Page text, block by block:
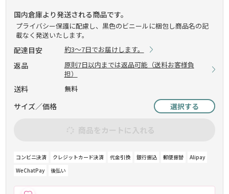
国内倉庫より発送される商品です。
プライバシー保護に配慮し、黒色のビニールに梱包し商品名の記
載なく発送いたします。
配達目安 約3～7日でお届けします。
返品
原則7日以内までは返品可能（送料お客様負
担）
送料 無料
サイズ／価格 選択する
商品をカートに入れる
コンビニ決済 クレジットカード決済 代金引換 銀行振込 郵便振替
Alipay
WeChatPay
後払い